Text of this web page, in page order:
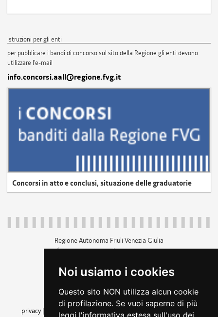
Noi usiamo i cookies
Questo sito NON utilizza alcun cookie
di profilazione. Se vuoi saperne di più
leggi l'informativa estesa sull'uso dei
istruzioni per gli enti
per pubblicare i bandi di concorso sul sito della Regione gli enti devono
utilizzare l'e-mail
info.concorsi.aall@regione.fvg.it
Concorsi in atto e conclusi, situazione delle graduatorie
Regione Autonoma Friuli Venezia Giulia
c.f. 80014930327; p.iva 00526040324
+39 040 3771111
amministrazione trasparente
privacy
cookie |note legali accessibilità
dichiarazione di